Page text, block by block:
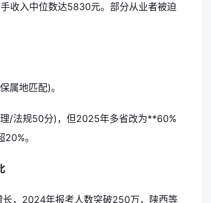
收入中位数达5830元。部分从业者被迫
属地匹配)。
/法规50分)，但2025年多省改为**60%
。
，2024年报考人数突破250万，陕西等